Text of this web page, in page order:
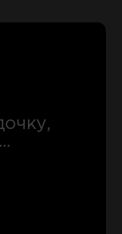
Вытаскивая
преследует
оказывает